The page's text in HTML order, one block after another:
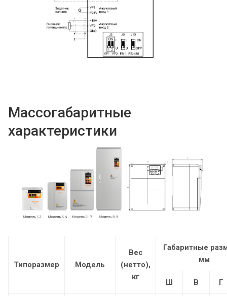
Массогабаритные
характеристики
Типоразмер Модель
Вес
(нетто),
кг
Габаритные
мм
Ш В Г